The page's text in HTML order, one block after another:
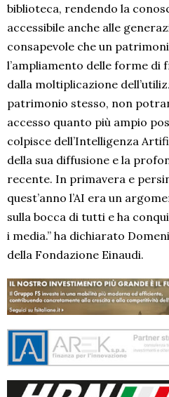
biblioteca, rendendo la
accessibile anche alle
consapevole che un
l’ampliamento delle forme di
dalla moltiplicazione
patrimonio stesso, non
accesso quanto più ampio
colpisce dell’Intelligenza
della sua diffusione e la
recente. In primavera e
quest’anno l’AI era un
sulla bocca di tutti e ha
i media.” ha dichiarato
della Fondazione Einaudi.